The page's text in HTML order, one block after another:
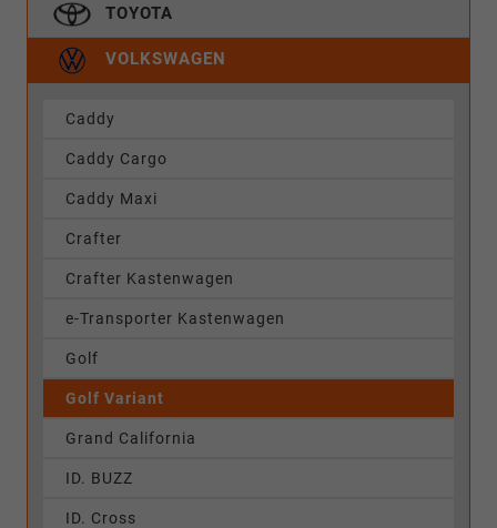
TOYOTA
VOLKSWAGEN
Caddy
Caddy Cargo
Caddy Maxi
Crafter
Crafter Kastenwagen
e-Transporter Kastenwagen
Golf
Golf Variant
Grand California
ID. BUZZ
ID. Cross